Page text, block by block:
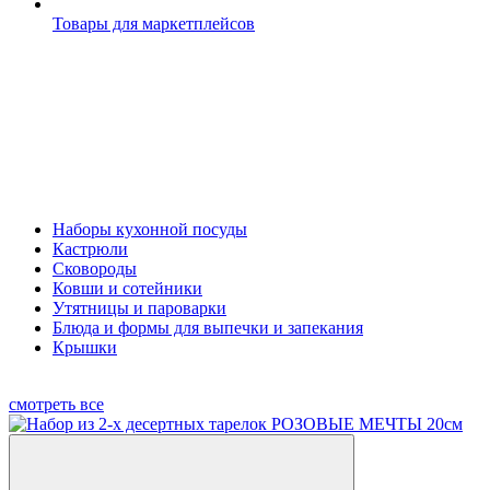
Товары для маркетплейсов
Наборы кухонной посуды
Кастрюли
Сковороды
Ковши и сотейники
Утятницы и пароварки
Блюда и формы для выпечки и запекания
Крышки
смотреть все